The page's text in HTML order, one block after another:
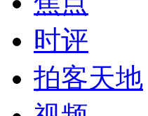
时评
拍客天地